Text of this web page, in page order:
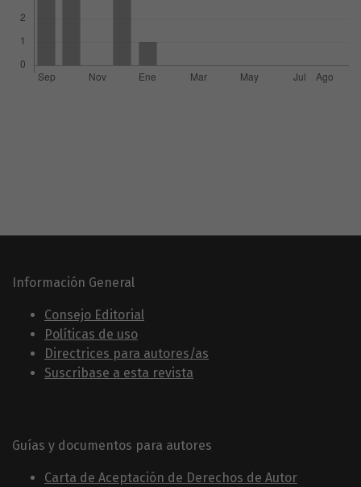
Información General
Consejo Editorial
Políticas de uso
Directrices para autores/as
Suscribase a esta revista
Guías y documentos para autores
Carta de Aceptación de Derechos de Autor